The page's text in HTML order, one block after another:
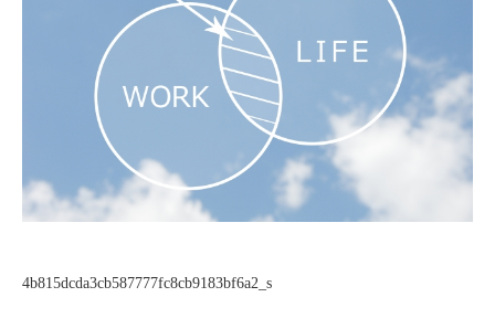
4b815dcda3cb587777fc8cb9183bf6a2_s